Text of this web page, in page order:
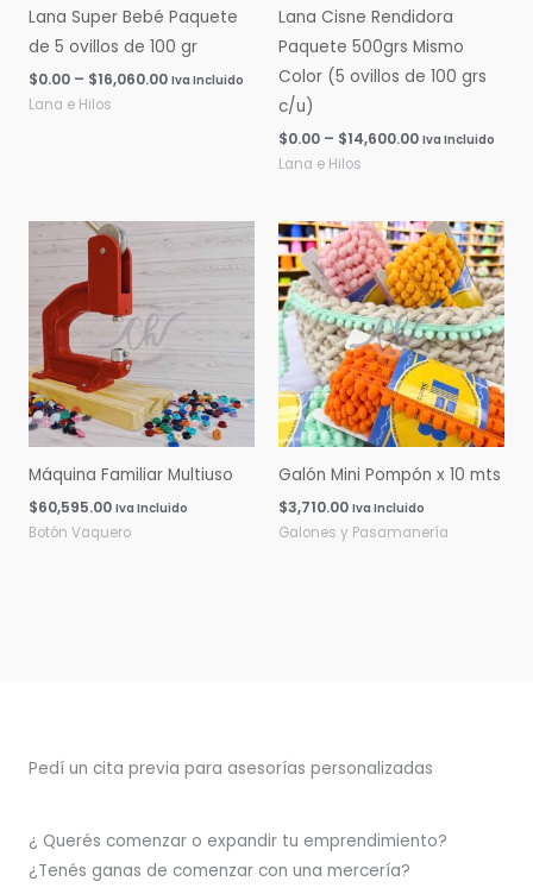
Lana Super Bebé Paquete
de 5 ovillos de 100 gr
$0.00 – $16,060.00 Iva Incluido
Lana e Hilos
Lana Cisne Rendidora
Paquete 500grs Mismo
Color (5 ovillos de 100 grs
c/u)
$0.00 – $14,600.00 Iva Incluido
Lana e Hilos
Máquina Familiar Multiuso
$60,595.00 Iva Incluido
Botón Vaquero
Galón Mini Pompón x 10 mts
$3,710.00 Iva Incluido
Galones y Pasamanería
Pedí un cita previa para asesorías personalizadas
¿ Querés comenzar o expandir tu emprendimiento?
¿Tenés ganas de comenzar con una mercería?